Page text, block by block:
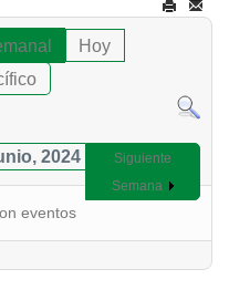
Hoy
2024
Siguiente
Semana
eventos